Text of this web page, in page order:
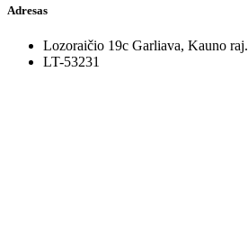
Adresas
Lozoraičio 19c Garliava, Kauno raj.
LT-53231